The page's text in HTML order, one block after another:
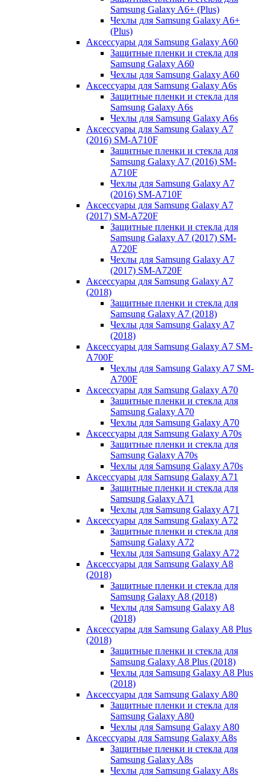
Samsung Galaxy A6+ (Plus)
Чехлы для Samsung Galaxy A6+
(Plus)
Аксессуары для Samsung Galaxy A60
Защитные пленки и стекла для
Samsung Galaxy A60
Чехлы для Samsung Galaxy A60
Аксессуары для Samsung Galaxy A6s
Защитные пленки и стекла для
Samsung Galaxy A6s
Чехлы для Samsung Galaxy A6s
Аксессуары для Samsung Galaxy A7
(2016) SM-A710F
Защитные пленки и стекла для
Samsung Galaxy A7 (2016) SM-
A710F
Чехлы для Samsung Galaxy A7
(2016) SM-A710F
Аксессуары для Samsung Galaxy A7
(2017) SM-A720F
Защитные пленки и стекла для
Samsung Galaxy A7 (2017) SM-
A720F
Чехлы для Samsung Galaxy A7
(2017) SM-A720F
Аксессуары для Samsung Galaxy A7
(2018)
Защитные пленки и стекла для
Samsung Galaxy A7 (2018)
Чехлы для Samsung Galaxy A7
(2018)
Аксессуары для Samsung Galaxy A7 SM-
A700F
Чехлы для Samsung Galaxy A7 SM-
A700F
Аксессуары для Samsung Galaxy A70
Защитные пленки и стекла для
Samsung Galaxy A70
Чехлы для Samsung Galaxy A70
Аксессуары для Samsung Galaxy A70s
Защитные пленки и стекла для
Samsung Galaxy A70s
Чехлы для Samsung Galaxy A70s
Аксессуары для Samsung Galaxy A71
Защитные пленки и стекла для
Samsung Galaxy A71
Чехлы для Samsung Galaxy A71
Аксессуары для Samsung Galaxy A72
Защитные пленки и стекла для
Samsung Galaxy A72
Чехлы для Samsung Galaxy A72
Аксессуары для Samsung Galaxy A8
(2018)
Защитные пленки и стекла для
Samsung Galaxy A8 (2018)
Чехлы для Samsung Galaxy A8
(2018)
Аксессуары для Samsung Galaxy A8 Plus
(2018)
Защитные пленки и стекла для
Samsung Galaxy A8 Plus (2018)
Чехлы для Samsung Galaxy A8 Plus
(2018)
Аксессуары для Samsung Galaxy A80
Защитные пленки и стекла для
Samsung Galaxy A80
Чехлы для Samsung Galaxy A80
Аксессуары для Samsung Galaxy A8s
Защитные пленки и стекла для
Samsung Galaxy A8s
Чехлы для Samsung Galaxy A8s